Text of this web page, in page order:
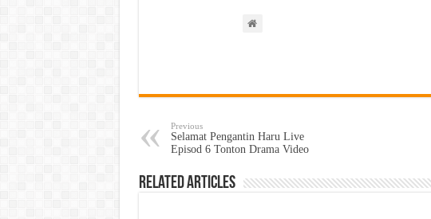
Previous
Selamat Pengantin Haru Live
Episod 6 Tonton Drama Video
Related Articles